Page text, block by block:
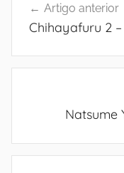
Artigo anterior
Chihayafuru 2
Natsume